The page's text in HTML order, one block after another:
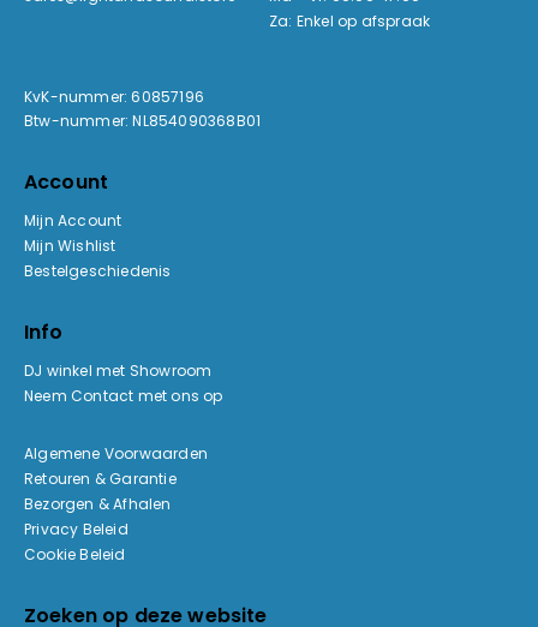
Za: Enkel op afspraak
KvK-nummer: 60857196
Btw-nummer: NL854090368B01
Account
Mijn Account
Mijn Wishlist
Bestelgeschiedenis
Info
DJ winkel met Showroom
Neem Contact met ons op
Algemene Voorwaarden
Retouren & Garantie
Bezorgen & Afhalen
Privacy Beleid
Cookie Beleid
Zoeken op deze website